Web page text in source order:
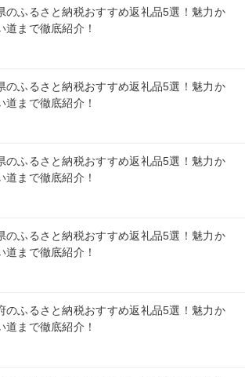
のふるさと納税おすすめ返礼品5選！魅力か
道まで徹底紹介！
のふるさと納税おすすめ返礼品5選！魅力か
道まで徹底紹介！
のふるさと納税おすすめ返礼品5選！魅力か
道まで徹底紹介！
のふるさと納税おすすめ返礼品5選！魅力か
道まで徹底紹介！
のふるさと納税おすすめ返礼品5選！魅力か
道まで徹底紹介！